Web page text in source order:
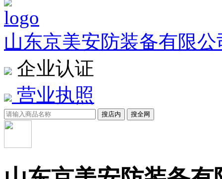
山东京美安防装备有限公
企业认证
营业执照
搜店内 搜全网